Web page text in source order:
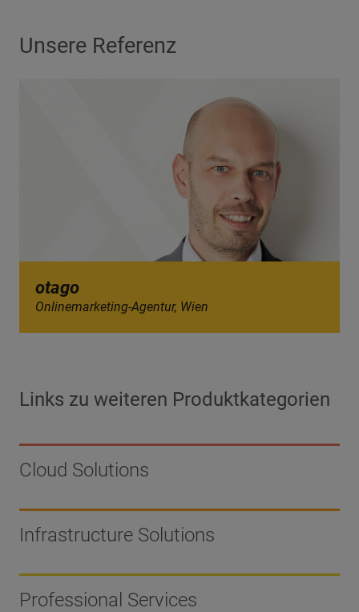
Unsere Referenz
otago
Onlinemarketing-Agentur, Wien
Links zu weiteren Produktkategorien
Cloud Solutions
Infrastructure Solutions
Professional Services